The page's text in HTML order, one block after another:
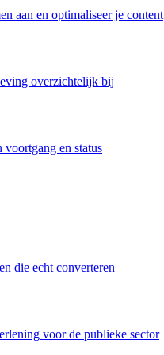
aan en optimaliseer je content
overzichtelijk bij
en status
die echt converteren
voor de publieke sector